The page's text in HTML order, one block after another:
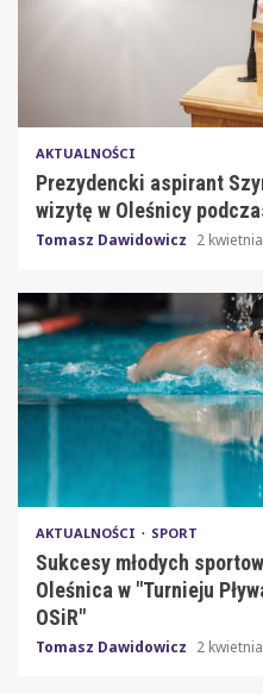
AKTUALNOŚCI
Prezydencki aspirant
wizytę w Oleśnicy
Tomasz Dawidowicz 2
AKTUALNOŚCI SPORT
Sukcesy młodych
Oleśnica w "Turnieju
OSiR"
Tomasz Dawidowicz 2